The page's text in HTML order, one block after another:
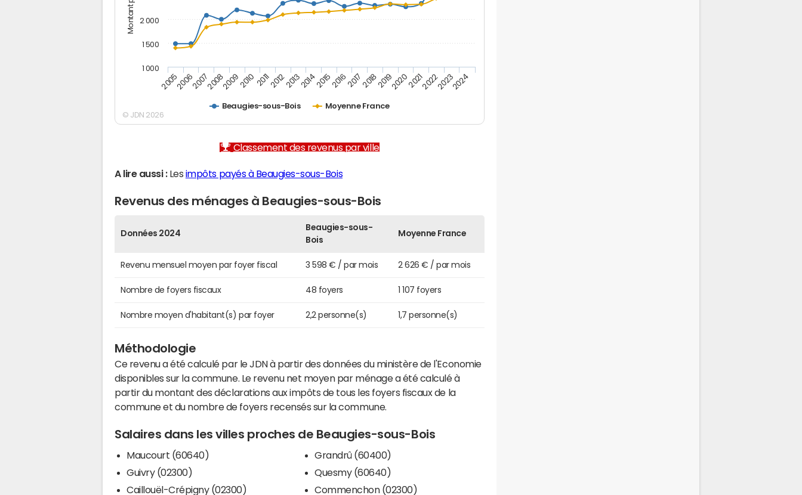
Beaugies-sous-Bois Moyenne France
200520062007200820092010 20112012201320142015201620172018201920202021202220232024
1 000
1 500
2 000
© JDN 2026
Classement des revenus par ville
A lire aussi :Les impôts payés à Beaugies-sous-Bois
Revenus des ménages à Beaugies-sous-Bois
Données 2024
Beaugies-sous-
Bois
Moyenne France
Revenu mensuel moyen par foyer fiscal 3 598 € / par mois 2 626 € / par mois
Nombre de foyers fiscaux 48 foyers 1 107 foyers
Nombre moyen d'habitant(s) par foyer 2,2 personne(s) 1,7 personne(s)
Méthodologie
Ce revenu a été calculé par le JDN à partir des données du ministère de l'Economie
disponibles sur la commune. Le revenu net moyen par ménage a été calculé à
partir du montant des déclarations aux impôts de tous les foyers fiscaux de la
commune et du nombre de foyers recensés sur la commune.
Salaires dans les villes proches de Beaugies-sous-Bois
Maucourt (60640)
Guivry (02300)
Caillouël-Crépigny (02300)
Grandrû (60400)
Quesmy (60640)
Commenchon (02300)